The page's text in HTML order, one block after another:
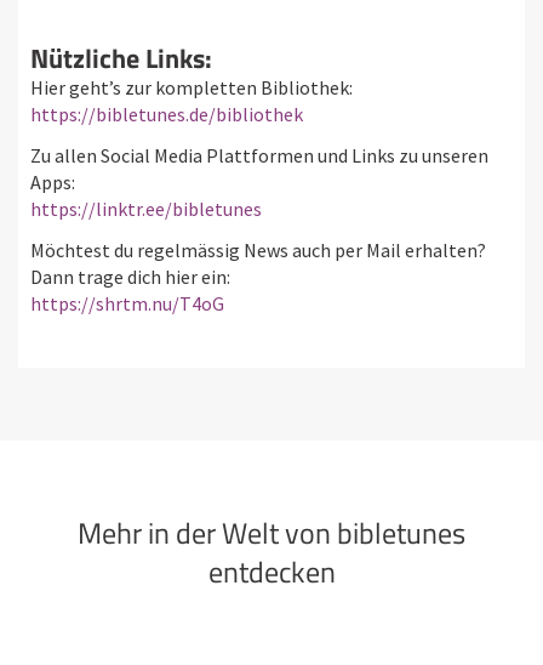
Nützliche Links:
Hier geht’s zur kompletten Bibliothek:
https://bibletunes.de/bibliothek
Zu allen Social Media Plattformen und Links zu unseren
Apps:
https://linktr.ee/bibletunes
Möchtest du regelmässig News auch per Mail erhalten?
Dann trage dich hier ein:
https://shrtm.nu/T4oG
Mehr in der Welt von bibletunes
entdecken